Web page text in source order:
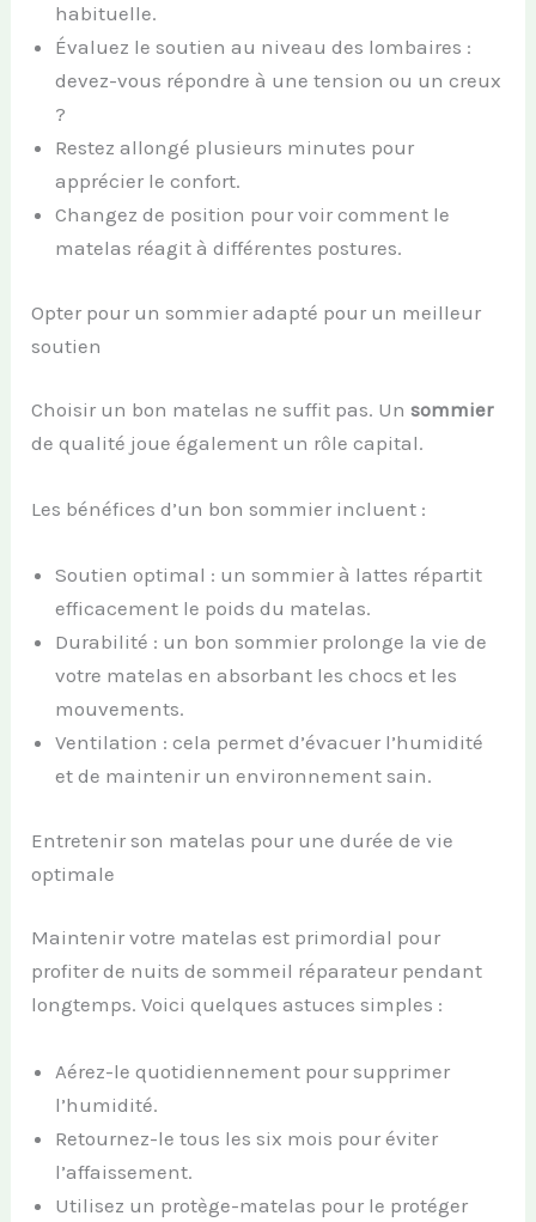
habituelle.
Évaluez le soutien au niveau des lombaires :
devez-vous répondre à une tension ou un creux
?
Restez allongé plusieurs minutes pour
apprécier le confort.
Changez de position pour voir comment le
matelas réagit à différentes postures.
Opter pour un sommier adapté pour un meilleur
soutien
Choisir un bon matelas ne suffit pas. Unsommier
de qualité joue également un rôle capital.
Les bénéfices d’un bon sommier incluent :
Soutien optimal : un sommier à lattes répartit
efficacement le poids du matelas.
Durabilité : un bon sommier prolonge la vie de
votre matelas en absorbant les chocs et les
mouvements.
Ventilation : cela permet d’évacuer l’humidité
et de maintenir un environnement sain.
Entretenir son matelas pour une durée de vie
optimale
Maintenir votre matelas est primordial pour
profiter de nuits de sommeil réparateur pendant
longtemps. Voici quelques astuces simples :
Aérez-le quotidiennement pour supprimer
l’humidité.
Retournez-le tous les six mois pour éviter
l’affaissement.
Utilisez un protège-matelas pour le protéger